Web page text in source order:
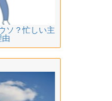
ソ？忙しい主
由